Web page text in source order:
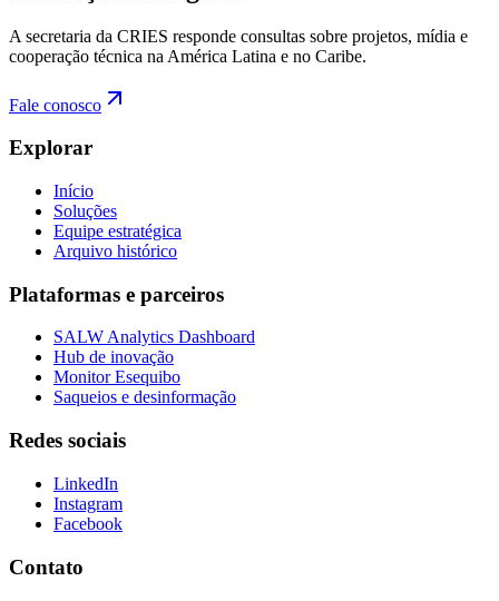
A secretaria da CRIES responde consultas sobre projetos, mídia e
cooperação técnica na América Latina e no Caribe.
Fale conosco
Explorar
Início
Soluções
Equipe estratégica
Arquivo histórico
Plataformas e parceiros
SALW Analytics Dashboard
Hub de inovação
Monitor Esequibo
Saqueios e desinformação
Redes sociais
LinkedIn
Instagram
Facebook
Contato